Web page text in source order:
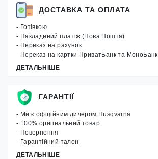
ДОСТАВКА ТА ОПЛАТА
- Готівкою
- Накладений платіж (Нова Пошта)
- Переказ на рахунок
- Переказ на картки ПриватБанк та МоноБанк
ДЕТАЛЬНІШЕ
ГАРАНТІЇ
- Ми є офіційним дилером Husqvarna
- 100% оригінальний товар
- Повернення
- Гарантійний талон
ДЕТАЛЬНІШЕ